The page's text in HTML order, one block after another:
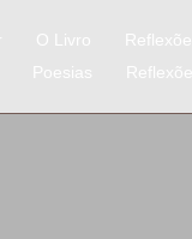
O Livro
Poesias